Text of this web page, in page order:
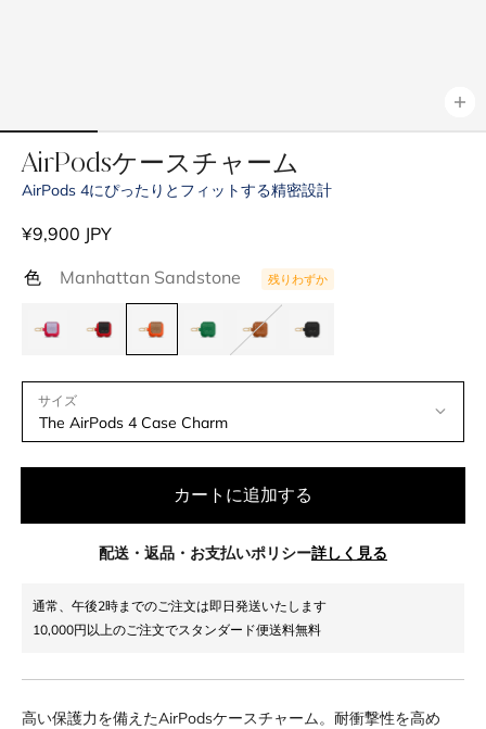
AirPodsケースチャーム
AirPods 4にぴったりとフィットする精密設計
通
価
¥9,900 JPY
色
Manhattan Sandstone 残りわずか
サイズ
カートに追加する
配送・返品・お支払いポリシー詳しく見る
通常、午後2時までのご注文は即日発送いたします
10,000円以上のご注文でスタンダード便送料無料
高い保護力を備えたAirPodsケースチャーム。耐衝撃性を高め